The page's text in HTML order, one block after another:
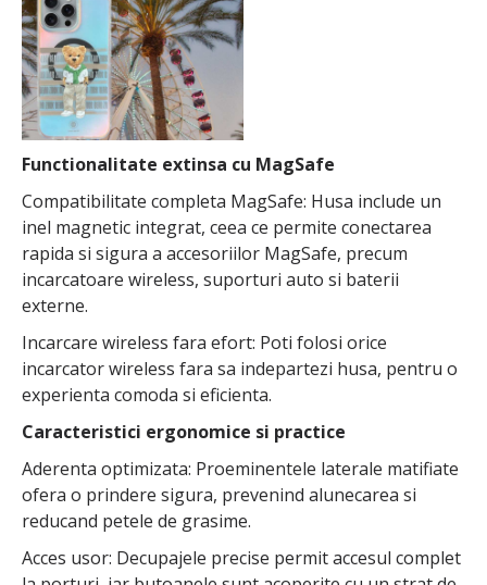
Functionalitate extinsa cu MagSafe
Compatibilitate completa MagSafe: Husa include un
inel magnetic integrat, ceea ce permite conectarea
rapida si sigura a accesoriilor MagSafe, precum
incarcatoare wireless, suporturi auto si baterii
externe.
Incarcare wireless fara efort: Poti folosi orice
incarcator wireless fara sa indepartezi husa, pentru o
experienta comoda si eficienta.
Caracteristici ergonomice si practice
Aderenta optimizata: Proeminentele laterale matifiate
ofera o prindere sigura, prevenind alunecarea si
reducand petele de grasime.
Acces usor: Decupajele precise permit accesul complet